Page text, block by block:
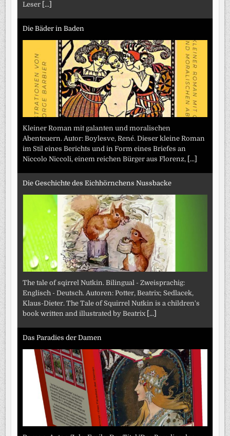
Leser [...]
Die Bäder in Baden
Kleiner Roman mit galanten und moralischen
Abenteuern. Autor: Boylesve, René. Dieser kleine Roman
im Stil eines Berichts und in Form eines Briefes an
Niccolo Niccoli, einem reichen Bürger aus Florenz, [...]
Die Geschichte des Eichhörnchens Nussbacke
The tale of sqirrel Nutkin. Bilingual - Zweisprachig:
Englisch - Deutsch. Autoren: Potter, Beatrix; Sedlacek,
Klaus-Dieter. The Tale of Squirrel Nutkin is a children's
book written and illustrated by Beatrix [...]
Das Paradies der Damen